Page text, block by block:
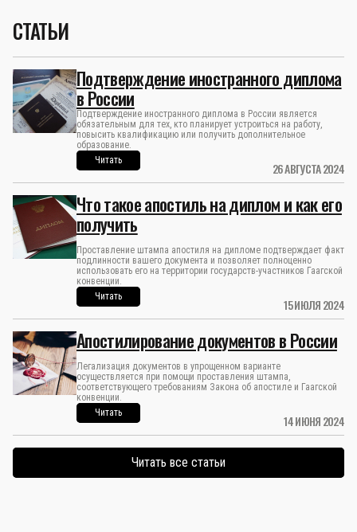
СТАТЬИ
26 АВГУСТА 2024
Подтверждение иностранного диплома
в России
Подтверждение иностранного диплома в России является
обязательным для тех, кто планирует устроиться на работу,
повысить квалификацию или получить дополнительное
образование.
Читать
15 ИЮЛЯ 2024
Что такое апостиль на диплом и как его
получить
Проставление штампа апостиля на дипломе подтверждает факт
подлинности вашего документа и позволяет полноценно
использовать его на территории государств-участников Гаагской
конвенции.
Читать
14 ИЮНЯ 2024
Апостилирование документов в России
Легализация документов в упрощенном варианте
осуществляется при помощи проставления штампа,
соответствующего требованиям Закона об апостиле и Гаагской
конвенции.
Читать
Читать все статьи